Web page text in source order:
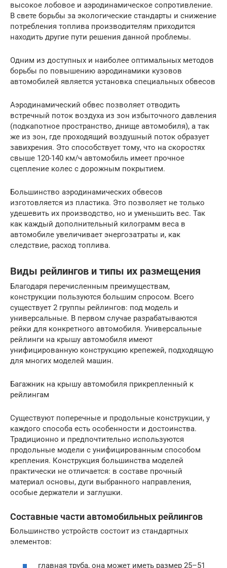
высокое лобовое и аэродинамическое сопротивление.
В свете борьбы за экологические стандарты и снижение
потребления топлива производителям приходится
находить другие пути решения данной проблемы.
Одним из доступных и наиболее оптимальных методов
борьбы по повышению аэродинамики кузовов
автомобилей является установка специальных обвесов
Аэродинамический обвес позволяет отводить
встречный поток воздуха из зон избыточного давления
(подкапотное пространство, днище автомобиля), а так
же из зон, где проходящий воздушный поток образует
завихрения. Это способствует тому, что на скоростях
свыше 120-140 км/ч автомобиль имеет прочное
сцепление колес с дорожным покрытием.
Большинство аэродинамических обвесов
изготовляется из пластика. Это позволяет не только
удешевить их производство, но и уменьшить вес. Так
как каждый дополнительный килограмм веса в
автомобиле увеличивает энергозатраты и, как
следствие, расход топлива.
Виды рейлингов и типы их размещения
Благодаря перечисленным преимуществам,
конструкции пользуются большим спросом. Всего
существует 2 группы рейлингов: под модель и
универсальные. В первом случае разрабатываются
рейки для конкретного автомобиля. Универсальные
рейлинги на крышу автомобиля имеют
унифицированную конструкцию крепежей, подходящую
для многих моделей машин.
Багажник на крышу автомобиля прикрепленный к
рейлингам
Существуют поперечные и продольные конструкции, у
каждого способа есть особенности и достоинства.
Традиционно и предпочтительно используются
продольные модели с унифицированным способом
крепления. Конструкция большинства моделей
практически не отличается: в составе прочный
материал основы, дуги выбранного направления,
особые держатели и заглушки.
Составные части автомобильных рейлингов
Большинство устройств состоит из стандартных
элементов:
главная труба, она может иметь размер 25–51